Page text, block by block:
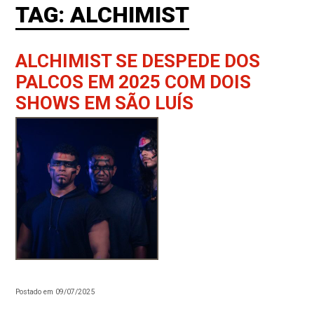
TAG: ALCHIMIST
ALCHIMIST SE DESPEDE DOS
PALCOS EM 2025 COM DOIS
SHOWS EM SÃO LUÍS
Postado em 09/07/2025